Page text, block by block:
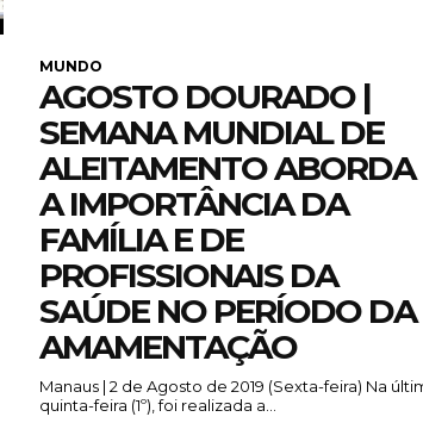
MUNDO
AGOSTO DOURADO |
SEMANA MUNDIAL DE
ALEITAMENTO ABORDA
A IMPORTÂNCIA DA
FAMÍLIA E DE
PROFISSIONAIS DA
SAÚDE NO PERÍODO DA
AMAMENTAÇÃO
Manaus | 2 de Agosto de 2019 (Sexta-feira) Na última
quinta-feira (1º), foi realizada a...